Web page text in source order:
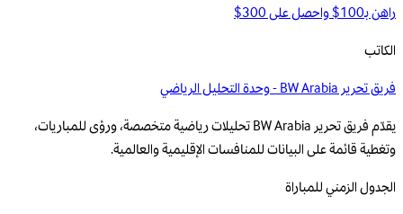
راهن بـ100$ واحصل على 300$
الكاتب
فريق تحرير BW Arabia - وحدة التحليل الرياضي
يقدّم فريق تحرير BW Arabia تحليلات رياضية متخصصة، ورؤى للمباريات،
وتغطية قائمة على البيانات للمنافسات الإقليمية والعالمية.
الجدول الزمني للمباراة